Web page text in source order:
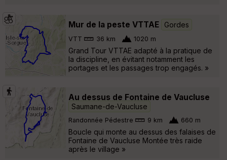
Mur de la peste VTTAE Gordes
VTT 36 km 1020 m
Grand Tour VTTAE adapté à la pratique de
la discipline, en évitant notamment les
portages et les passages trop engagés. »
Au dessus de Fontaine de Vaucluse
Saumane-de-Vaucluse
Randonnée Pédestre 9 km 660 m
Boucle qui monte au dessus des falaises de
Fontaine de Vaucluse Montée très raide
après le village »